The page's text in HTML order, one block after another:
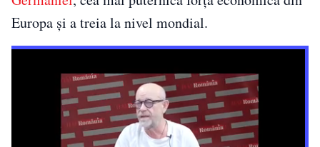
Europa și a treia la nivel mondial.